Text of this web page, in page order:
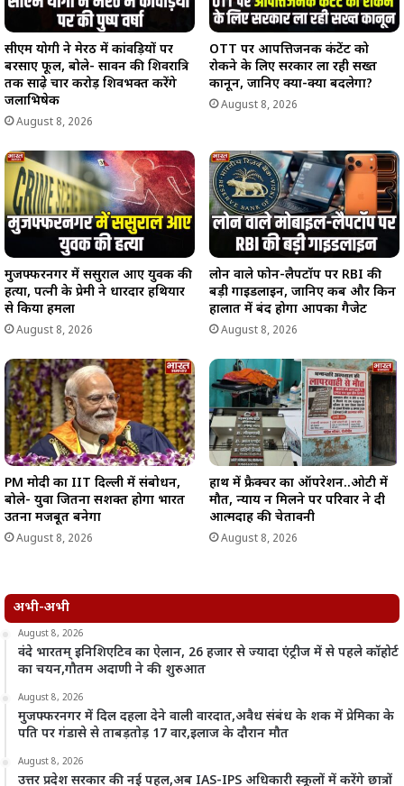
सीएम योगी ने मेरठ में कांवड़ियों पर
बरसाए फूल, बोले- सावन की शिवरात्रि
तक साढ़े चार करोड़ शिवभक्त करेंगे
जलाभिषेक
August 8, 2026
OTT पर आपत्तिजनक कंटेंट को
रोकने के लिए सरकार ला रही सख्त
कानून, जानिए क्या-क्या बदलेगा?
August 8, 2026
मुजफ्फरनगर में ससुराल आए युवक की
हत्या, पत्नी के प्रेमी ने धारदार हथियार
से किया हमला
August 8, 2026
लोन वाले फोन-लैपटॉप पर RBI की
बड़ी गाइडलाइन, जानिए कब और किन
हालात में बंद होगा आपका गैजेट
August 8, 2026
PM मोदी का IIT दिल्ली में संबोधन,
बोले- युवा जितना सशक्त होगा भारत
उतना मजबूत बनेगा
August 8, 2026
हाथ में फ्रैक्चर का ऑपरेशन..ओटी में
मौत, न्याय न मिलने पर परिवार ने दी
आत्मदाह की चेतावनी
August 8, 2026
अभी-अभी
August 8, 2026
वंदे भारतम् इनिशिएटिव का ऐलान, 26 हजार से ज्यादा एंट्रीज में से पहले कॉहोर्ट
का चयन,गौतम अदाणी ने की शुरुआत
August 8, 2026
मुजफ्फरनगर में दिल दहला देने वाली वारदात,अवैध संबंध के शक में प्रेमिका के
पति पर गंडासे से ताबड़तोड़ 17 वार,इलाज के दौरान मौत
August 8, 2026
उत्तर प्रदेश सरकार की नई पहल,अब IAS-IPS अधिकारी स्कूलों में करेंगे छात्रों